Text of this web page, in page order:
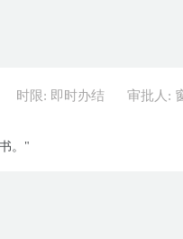
时限: 即时办结 审批人:
。"